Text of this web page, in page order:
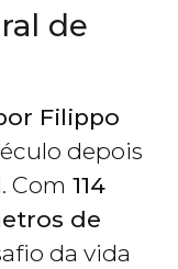
de
Filippo
depois
Com 114
de
da vida